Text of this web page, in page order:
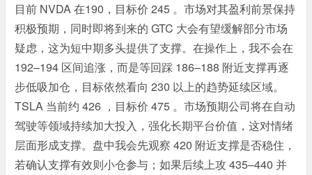
目前 NVDA 在190，目标价 245 。市场对其盈利前景保持
积极预期，同时即将到来的 GTC 大会有望缓解部分市场
疑虑，这为短中期多头提供了支撑。在操作上，我不会在
192–194 区间追涨，而是等回踩 186–188 附近支撑再逐
步低吸加仓，目标依然看向 230 以上的趋势延续区域。
TSLA 当前约 426 ，目标价 475 。市场预期公司将在自动
驾驶等领域持续加大投入，强化长期平台价值，这对情绪
层面形成支撑。盘中我会先观察 420 附近支撑是否稳住，
若确认支撑有效则小仓参与；如果后续上攻 435–440 并